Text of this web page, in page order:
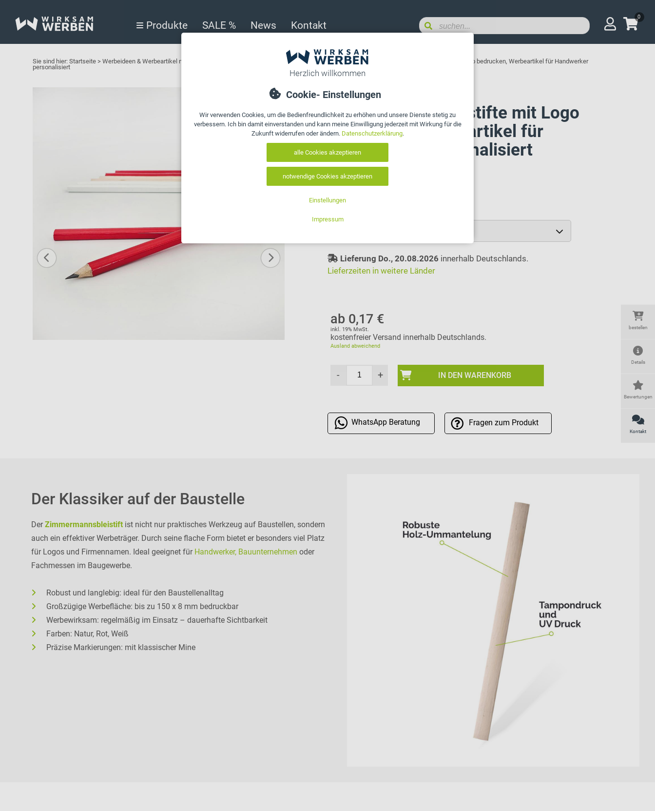
0
Produkte SALE % News Kontakt
Sie sind hier:Startseite >Werbeideen & Werbeartikel nach Branchen sortiert Werbeartikel für die Bau- & Handwerkerbranche
Zimmermannsbleistifte mit Logo bedrucken, Werbeartikel für Handwerker
personalisiert
Produkt bewerten
Zimmermannsbleistifte mit Logo
bedrucken, Werbeartikel für
Handwerker personalisiert
EAN: 0695102580958
Lieferung Do., 20.08.2026 innerhalb Deutschlands.
Lieferzeiten in weitere Länder
ab 0,17 €
inkl. 19% MwSt.
kostenfreier Versand innerhalb Deutschlands.
Ausland abweichend
- + IN DEN WARENKORB
WhatsApp Beratung Fragen zum Produkt
bestellen
Details
Bewertungen
Kontakt
Der Klassiker auf der Baustelle
DerZimmermannsbleistift ist nicht nur praktisches Werkzeug auf Baustellen, sondern
auch ein effektiver Werbeträger. Durch seine flache Form bietet er besonders viel Platz
für Logos und Firmennamen. Ideal geeignet für Handwerker, Bauunternehmen oder
Fachmessen im Baugewerbe.
Robust und langlebig: ideal für den Baustellenalltag
Großzügige Werbefläche: bis zu 150 x 8 mm bedruckbar
Werbewirksam: regelmäßig im Einsatz – dauerhafte Sichtbarkeit
Farben: Natur, Rot, Weiß
Präzise Markierungen: mit klassischer Mine